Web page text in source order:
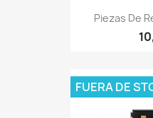
Piezas De
FUERA DE